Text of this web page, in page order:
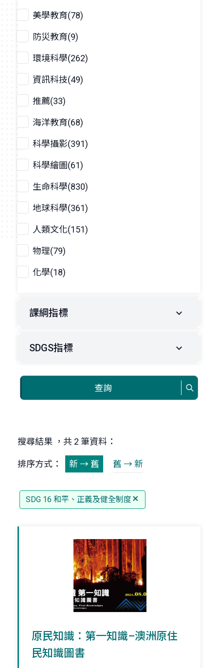
美學教育(78)
防災教育(9)
環境科學(262)
資訊科技(49)
推薦(33)
海洋教育(68)
科學攝影(391)
科學繪圖(61)
生命科學(830)
地球科學(361)
人類文化(151)
物理(79)
化學(18)
課綱指標
SDGS指標
查詢
搜尋結果 ，共 2 筆資料：
排序方式： 新 → 舊 舊 → 新
SDG 16 和平、正義及健全制度
原民知識：第一知識–澳洲原住
民知識圖書